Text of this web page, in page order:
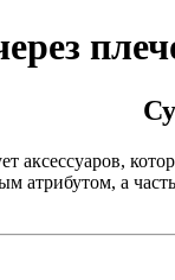
атрибутом, а